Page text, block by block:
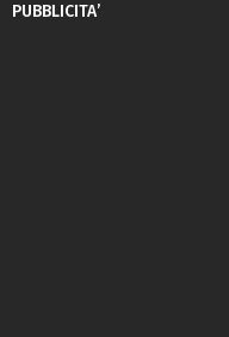
PUBBLICITA’